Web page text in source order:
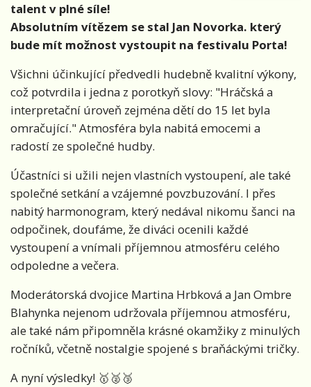
talent v plné síle!
Absolutním vítězem se stal Jan Novorka. který
bude mít možnost vystoupit na festivalu Porta!
Všichni účinkující předvedli hudebně kvalitní výkony,
což potvrdila i jedna z porotkyň slovy: "Hráčská a
interpretační úroveň zejména dětí do 15 let byla
omračující." Atmosféra byla nabitá emocemi a
radostí ze společné hudby.
Účastníci si užili nejen vlastních vystoupení, ale také
společné setkání a vzájemné povzbuzování. I přes
nabitý harmonogram, který nedával nikomu šanci na
odpočinek, doufáme, že diváci ocenili každé
vystoupení a vnímali příjemnou atmosféru celého
odpoledne a večera.
Moderátorská dvojice Martina Hrbková a Jan Ombre
Blahynka nejenom udržovala příjemnou atmosféru,
ale také nám připomněla krásné okamžiky z minulých
ročníků, včetně nostalgie spojené s braňáckými tričky.
A nyní výsledky! 🥇🥈🥉